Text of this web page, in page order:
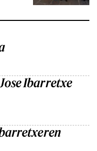
Ibarretxe